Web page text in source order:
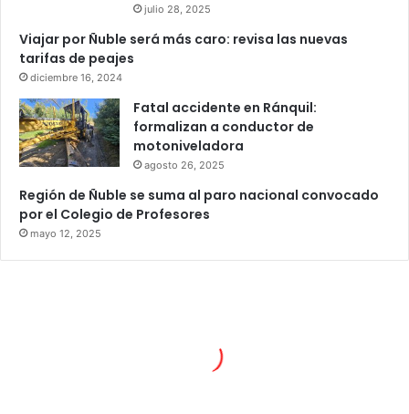
julio 28, 2025
Viajar por Ñuble será más caro: revisa las nuevas
tarifas de peajes
diciembre 16, 2024
Fatal accidente en Ránquil:
formalizan a conductor de
motoniveladora
agosto 26, 2025
Región de Ñuble se suma al paro nacional convocado
por el Colegio de Profesores
mayo 12, 2025